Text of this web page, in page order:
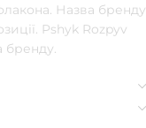
Назва бренду
Pshyk Rozpyv
бренду.